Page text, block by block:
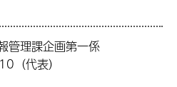
管理課企画第一係
（代表）